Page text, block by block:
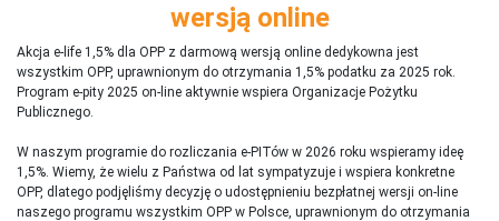
wersją online
Akcja e-life 1,5% dla OPP z darmową wersją online dedykowna jest
wszystkim OPP, uprawnionym do otrzymania 1,5% podatku za 2025 rok.
Program e-pity 2025 on-line aktywnie wspiera Organizacje Pożytku
Publicznego.
W naszym programie do rozliczania e-PITów w 2026 roku wspieramy ideę
1,5%. Wiemy, że wielu z Państwa od lat sympatyzuje i wspiera konkretne
OPP, dlatego podjęliśmy decyzję o udostępnieniu bezpłatnej wersji on-line
naszego programu wszystkim OPP w Polsce, uprawnionym do otrzymania